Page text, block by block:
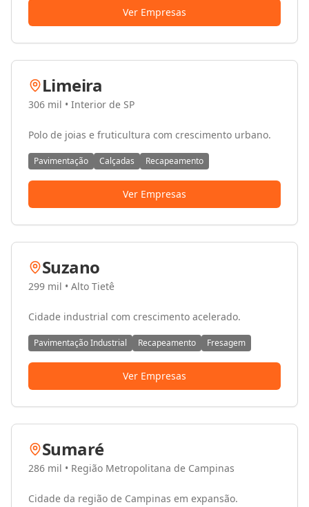
Ver Empresas
Limeira
306 mil • Interior de SP
Polo de joias e fruticultura com crescimento urbano.
Pavimentação Calçadas Recapeamento
Ver Empresas
Suzano
299 mil • Alto Tietê
Cidade industrial com crescimento acelerado.
Pavimentação Industrial Recapeamento Fresagem
Ver Empresas
Sumaré
286 mil • Região Metropolitana de Campinas
Cidade da região de Campinas em expansão.